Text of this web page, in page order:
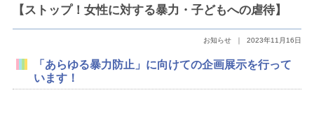
【ストップ！女性に対する暴力・子どもへの虐待】
お知らせ ｜ 2023年11月16日
「あらゆる暴力防止」に向けての企画展示を行って
います！